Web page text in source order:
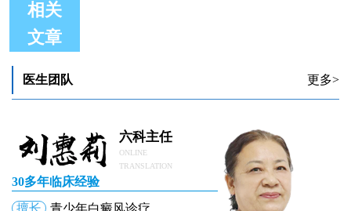
相关
文章
如何判断白癜风的症状类型
医生团队 更多>
六科主任
ONLINE
TRANSLATION
30多年临床经验